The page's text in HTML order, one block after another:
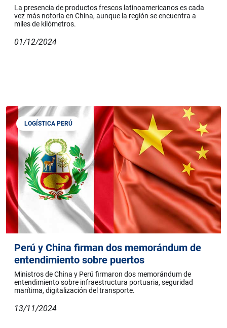
La presencia de productos frescos latinoamericanos es cada
vez más notoria en China, aunque la región se encuentra a
miles de kilómetros.
01/12/2024
LOGÍSTICA PERÚ
Perú y China firman dos memorándum de
entendimiento sobre puertos
Ministros de China y Perú firmaron dos memorándum de
entendimiento sobre infraestructura portuaria, seguridad
marítima, digitalización del transporte.
13/11/2024